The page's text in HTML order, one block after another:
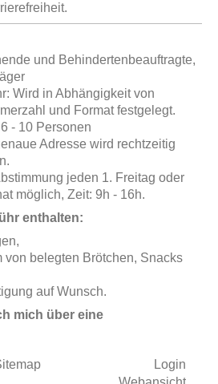
und Behindertenbeauftragte,
Wird in Abhängigkeit von
und Format festgelegt.
- 10 Personen
Adresse wird rechtzeitig
jeden 1. Freitag oder
möglich, Zeit: 9h - 16h.
enthalten:
von belegten Brötchen, Snacks
auf Wunsch.
mich über eine
Login